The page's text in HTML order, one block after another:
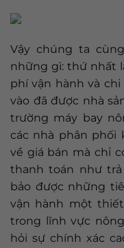
Vậy chúng ta
những gì: thứ nhất
phí vận hành và
vào đã được nhà
trường máy bay
các nhà phân phối
về giá bán mà chỉ
thanh toán như
bảo được những
vận hành một
trong lĩnh vực
hỏi sự chính xác